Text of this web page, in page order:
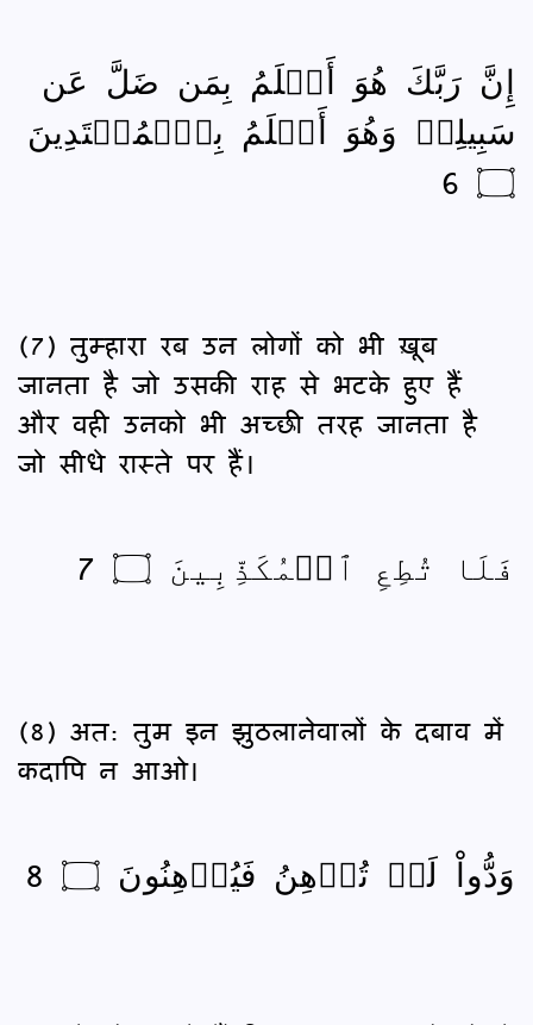
إِنَّ رَبَّكَ هُوَ أَعۡلَمُ بِمَن ضَلَّ عَن
سَبِيلِهٖ وَهُوَ أَعۡلَمُ بِٱلۡمُهۡتَدِينَ
۝ 6
(7) तुम्हारा रब उन लोगों को भी ख़ूब
जानता है जो उसकी राह से भटके हुए हैं
और वही उनको भी अच्छी तरह जानता है
जो सीधे रास्ते पर हैं।
فَلَا تُطِعِ ٱلۡمُكَذِّبِينَ ۝ 7
(8) अत: तुम इन झुठलानेवालों के दबाव में
कदापि न आओ।
وَدُّواْ لَوۡ تُدۡهِنُ فَيُدۡهِنُونَ ۝ 8